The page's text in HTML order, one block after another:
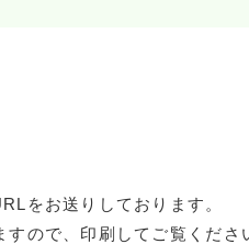
をお送りしております。
ので、印刷してご覧くださ